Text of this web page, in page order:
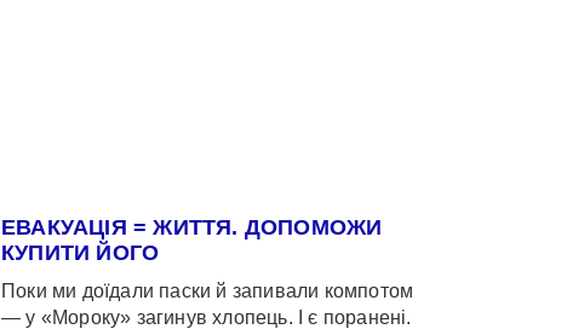
ЕВАКУАЦІЯ = ЖИТТЯ. ДОПОМОЖИ
КУПИТИ ЙОГО
Поки ми доїдали паски й запивали компотом
— у «Мороку» загинув хлопець. І є поранені.